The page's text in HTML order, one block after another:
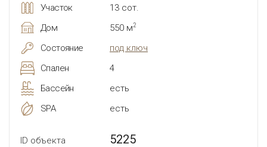
Участок
13 сот.
Дом
550 м2
Состояние
под ключ
Спален
4
Бассейн
есть
SPA
есть
ID объекта 5225